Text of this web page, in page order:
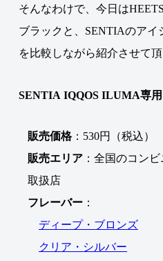
そんなわけで、今日は
ブラックと、SENTIAのアイ
を比較しながら紹介させて頂
SENTIA IQQOS ILUMA専用
販売価格：530円（税込）
販売エリア ：全国のコン
取扱店
フレーバー ：
ディープ・ブロンズ
クリア・シルバー